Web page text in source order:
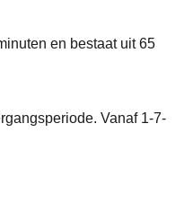
en bestaat uit 65
Vanaf 1-7-